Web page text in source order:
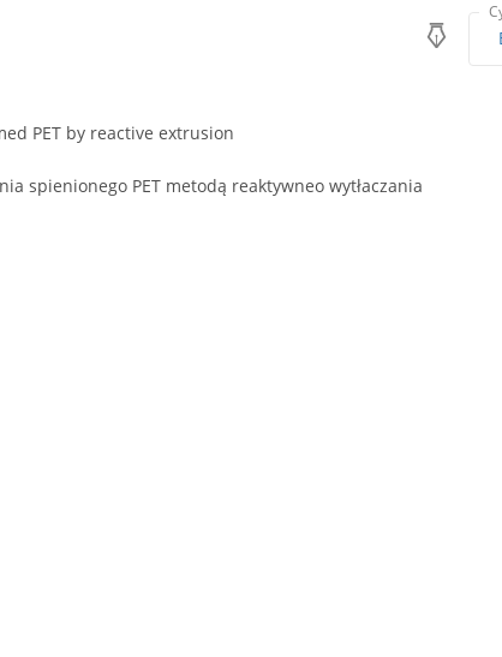
PET by reactive extrusion
spienionego PET metodą reaktywneo wytłaczania